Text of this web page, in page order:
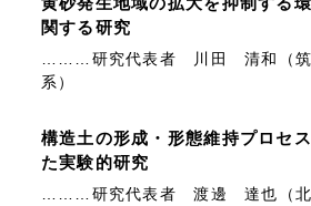
関する研究
………研究代表者 川田 清和（筑
系）
構造土の形成・形態維持プロセ
た実験的研究
………研究代表者 渡邊 達也（北